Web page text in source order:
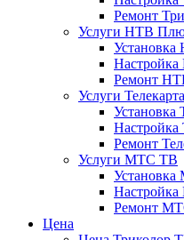
Ремонт
Услуги НТВ
Ремонт
Услуги
Установка
Настройка
Ремонт
Услуги МТС ТВ
Ремонт
Цена